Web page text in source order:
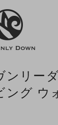
ンリー
ング ウ